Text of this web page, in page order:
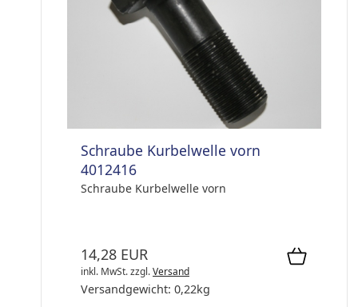
Schraube Kurbelwelle vorn
4012416
Schraube Kurbelwelle vorn
14,28 EUR
inkl. MwSt.zzgl.Versand
Versandgewicht: 0,22kg